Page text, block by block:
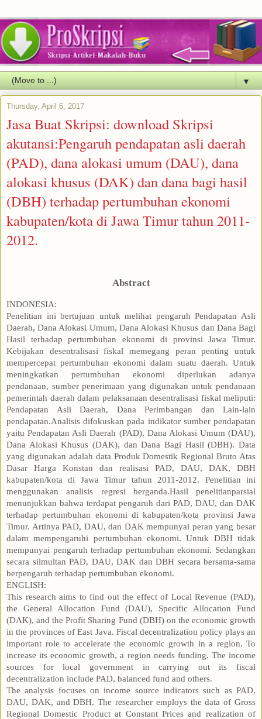
▼
Thursday, April 6, 2017
Jasa Buat Skripsi: download Skripsi
akutansi:Pengaruh pendapatan asli daerah
(PAD), dana alokasi umum (DAU), dana
alokasi khusus (DAK) dan dana bagi hasil
(DBH) terhadap pertumbuhan ekonomi
kabupaten/kota di Jawa Timur tahun 2011-
2012.
Abstract
INDONESIA:
Penelitian ini bertujuan untuk melihat pengaruh Pendapatan Asli
Daerah, Dana Alokasi Umum, Dana Alokasi Khusus dan Dana Bagi
Hasil terhadap pertumbuhan ekonomi di provinsi Jawa Timur.
Kebijakan desentralisasi fiskal memegang peran penting untuk
mempercepat pertumbuhan ekonomi dalam suatu daerah. Untuk
meningkatkan pertumbuhan ekonomi diperlukan adanya
pendanaan, sumber penerimaan yang digunakan untuk pendanaan
pemerintah daerah dalam pelaksanaan desentralisasi fiskal meliputi:
Pendapatan Asli Daerah, Dana Perimbangan dan Lain-lain
pendapatan.Analisis difokuskan pada indikator sumber pendapatan
yaitu Pendapatan Asli Daerah (PAD), Dana Alokasi Umum (DAU),
Dana Alokasi Khusus (DAK), dan Dana Bagi Hasil (DBH). Data
yang digunakan adalah data Produk Domestik Regional Bruto Atas
Dasar Harga Konstan dan realisasi PAD, DAU, DAK, DBH
kabupaten/kota di Jawa Timur tahun 2011-2012. Penelitian ini
menggunakan analisis regresi berganda.Hasil penelitianparsial
menunjukkan bahwa terdapat pengaruh dari PAD, DAU, dan DAK
terhadap pertumbuhan ekonomi di kabupaten/kota provinsi Jawa
Timur. Artinya PAD, DAU, dan DAK mempunyai peran yang besar
dalam mempengaruhi pertumbuhan ekonomi. Untuk DBH tidak
mempunyai pengaruh terhadap pertumbuhan ekonomi. Sedangkan
secara silmultan PAD, DAU, DAK dan DBH secara bersama-sama
berpengaruh terhadap pertumbuhan ekonomi.
ENGLISH:
This research aims to find out the effect of Local Revenue (PAD),
the General Allocation Fund (DAU), Specific Allocation Fund
(DAK), and the Profit Sharing Fund (DBH) on the economic growth
in the provinces of East Java. Fiscal decentralization policy plays an
important role to accelerate the economic growth in a region. To
increase its economic growth, a region needs funding. The income
sources for local government in carrying out its fiscal
decentralization include PAD, balanced fund and others.
The analysis focuses on income source indicators such as PAD,
DAU, DAK, and DBH. The researcher employs the data of Gross
Regional Domestic Product at Constant Prices and realization of